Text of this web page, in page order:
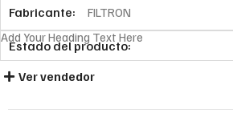
Fabricante: FILTRON
Estado del producto:
Add Your Heading Text Here
Ver vendedor